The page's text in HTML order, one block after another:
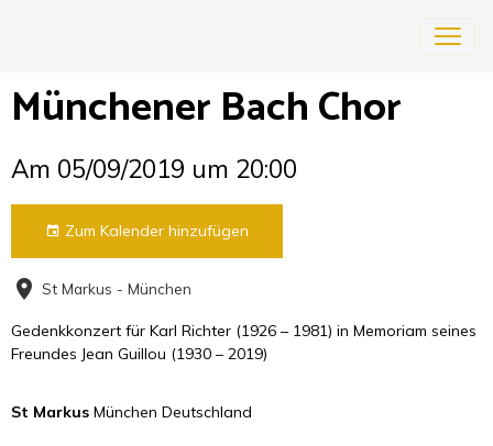
Münchener Bach Chor
Am 05/09/2019 um 20:00
Zum Kalender hinzufügen
St Markus - München
Gedenkkonzert für Karl Richter (1926 – 1981) in Memoriam seines
Freundes Jean Guillou (1930 – 2019)
St Markus München Deutschland